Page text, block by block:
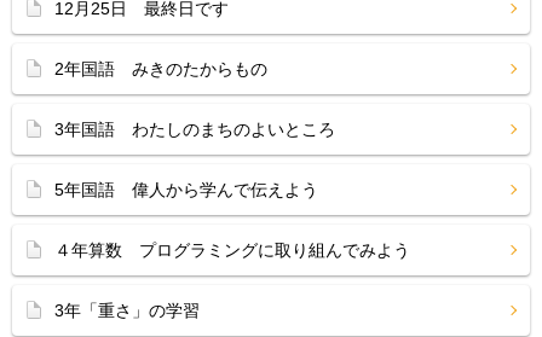
12月25日 最終日です
2年国語 みきのたからもの
3年国語 わたしのまちのよいところ
5年国語 偉人から学んで伝えよう
４年算数 プログラミングに取り組んでみよう
3年「重さ」の学習